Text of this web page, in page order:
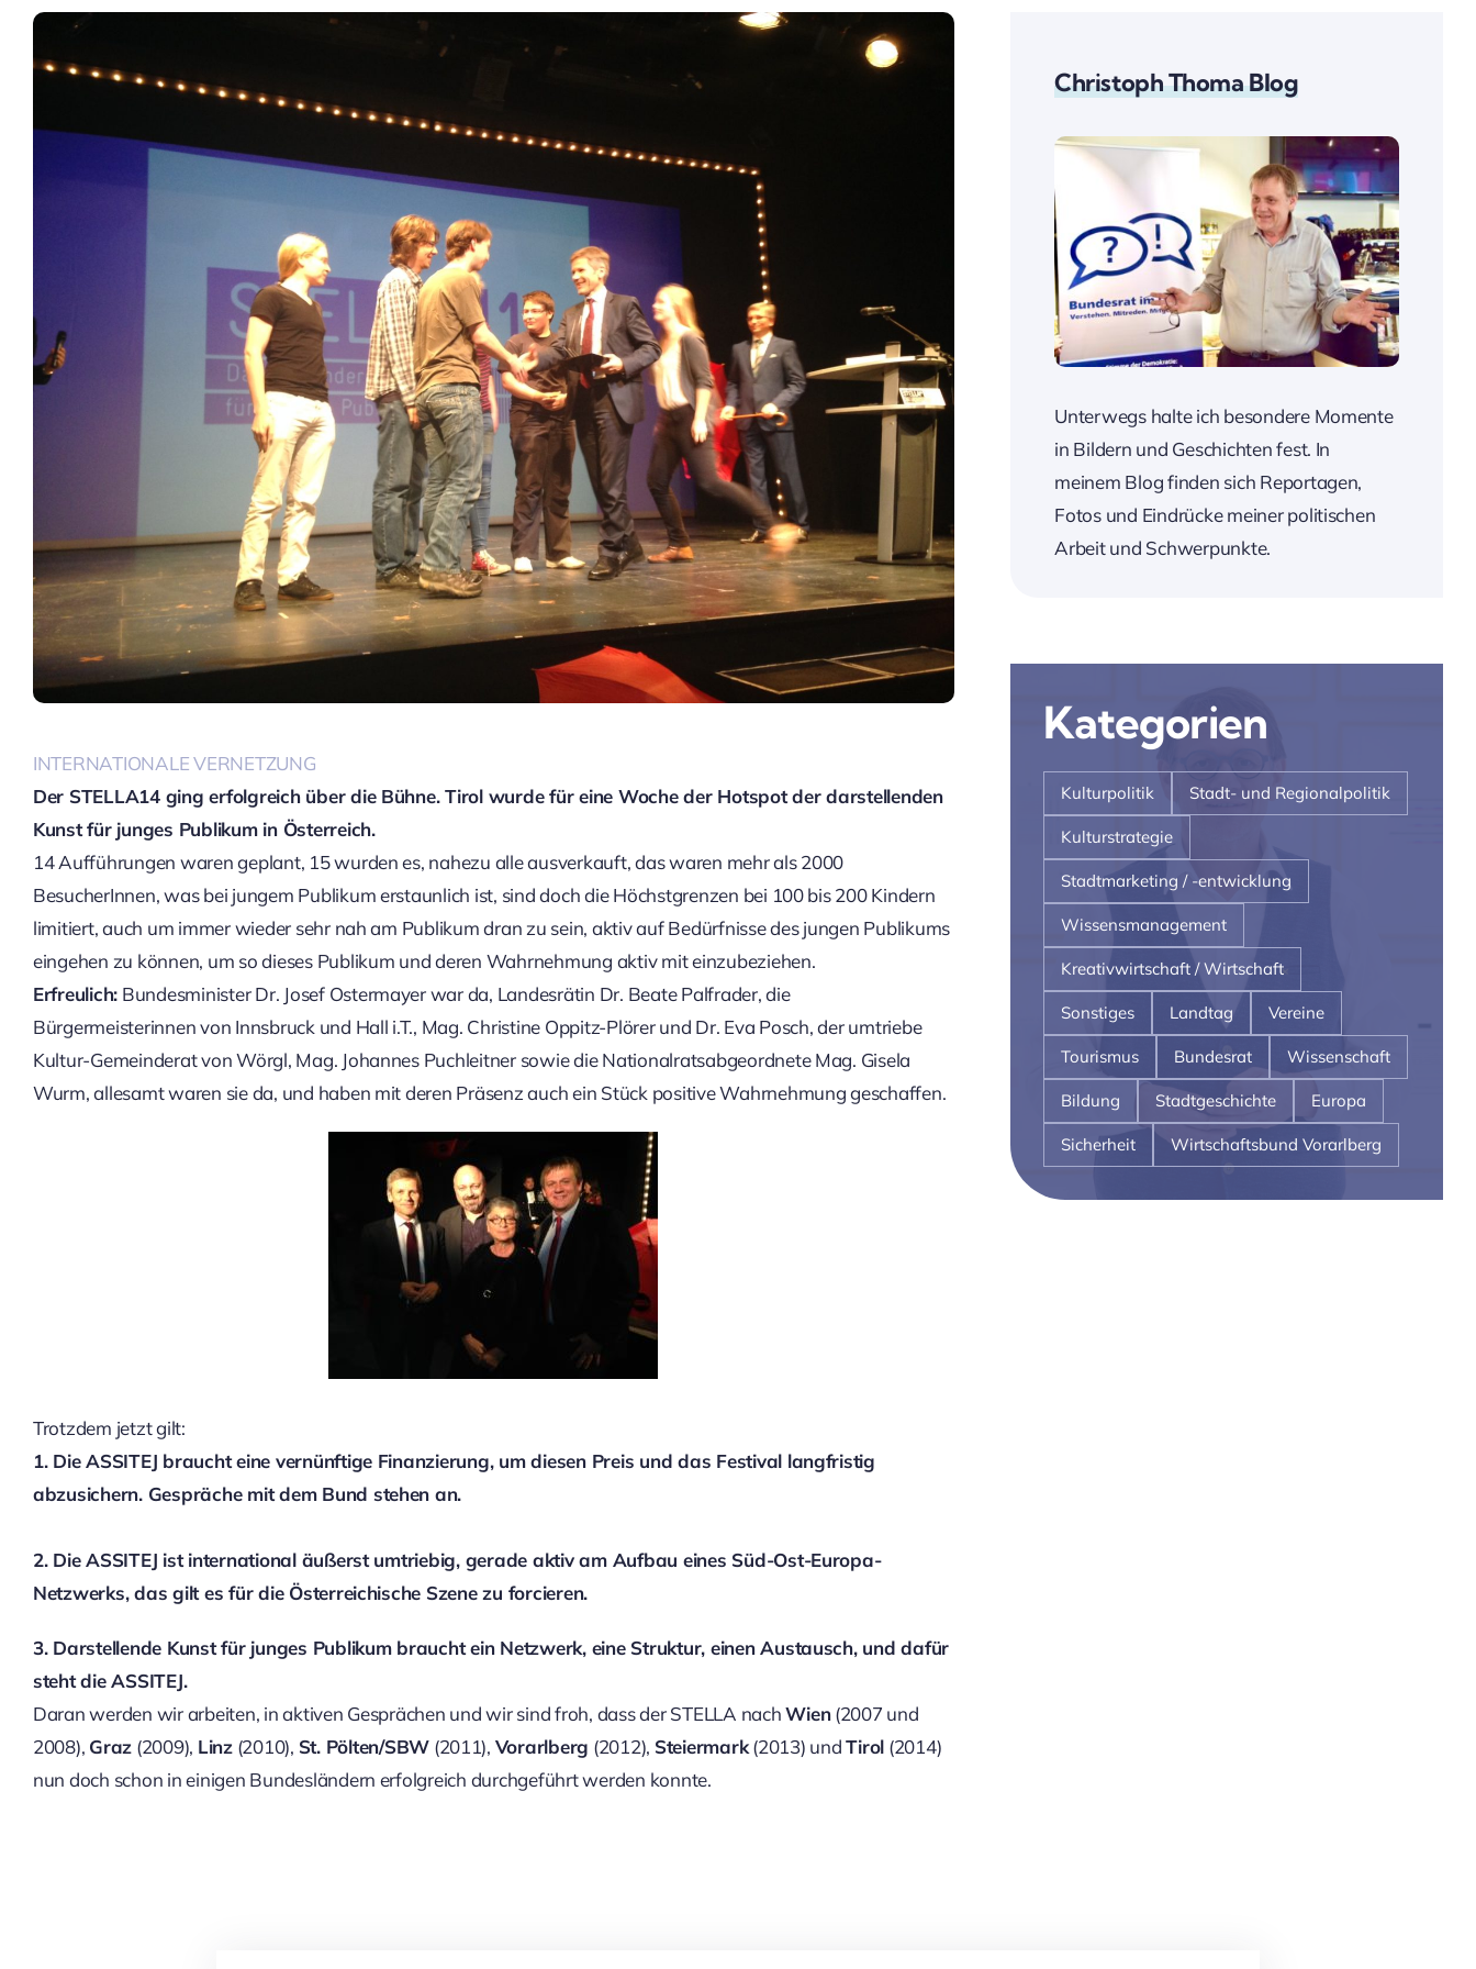
INTERNATIONALE VERNETZUNG
Der STELLA14 ging erfolgreich über die Bühne. Tirol wurde für eine Woche der Hotspot der darstellenden
Kunst für junges Publikum in Österreich.
14 Aufführungen waren geplant, 15 wurden es, nahezu alle ausverkauft, das waren mehr als 2000
BesucherInnen, was bei jungem Publikum erstaunlich ist, sind doch die Höchstgrenzen bei 100 bis 200 Kindern
limitiert, auch um immer wieder sehr nah am Publikum dran zu sein, aktiv auf Bedürfnisse des jungen Publikums
eingehen zu können, um so dieses Publikum und deren Wahrnehmung aktiv mit einzubeziehen.
Erfreulich: Bundesminister Dr. Josef Ostermayer war da, Landesrätin Dr. Beate Palfrader, die
Bürgermeisterinnen von Innsbruck und Hall i.T., Mag. Christine Oppitz-Plörer und Dr. Eva Posch, der umtriebe
Kultur-Gemeinderat von Wörgl, Mag. Johannes Puchleitner sowie die Nationalratsabgeordnete Mag. Gisela
Wurm, allesamt waren sie da, und haben mit deren Präsenz auch ein Stück positive Wahrnehmung geschaffen.
Trotzdem jetzt gilt:
1. Die ASSITEJ braucht eine vernünftige Finanzierung, um diesen Preis und das Festival langfristig
abzusichern. Gespräche mit dem Bund stehen an.
2. Die ASSITEJ ist international äußerst umtriebig, gerade aktiv am Aufbau eines Süd-Ost-Europa-
Netzwerks, das gilt es für die Österreichische Szene zu forcieren.
3. Darstellende Kunst für junges Publikum braucht ein Netzwerk, eine Struktur, einen Austausch, und dafür
steht die ASSITEJ.
Daran werden wir arbeiten, in aktiven Gesprächen und wir sind froh, dass der STELLA nachWien(2007 und
2008), Graz (2009), Linz(2010), St. Pölten/SBW (2011), Vorarlberg (2012), Steiermark(2013) undTirol (2014)
nun doch schon in einigen Bundesländern erfolgreich durchgeführt werden konnte.
Christoph Thoma Blog
Unterwegs halte ich besondere Momente
in Bildern und Geschichten fest. In
meinem Blog finden sich Reportagen,
Fotos und Eindrücke meiner politischen
Arbeit und Schwerpunkte.
Kategorien
Kulturpolitik Stadt- und Regionalpolitik
Kulturstrategie
Stadtmarketing / -entwicklung
Wissensmanagement
Kreativwirtschaft / Wirtschaft
Sonstiges Landtag Vereine
Tourismus Bundesrat Wissenschaft
Bildung Stadtgeschichte Europa
Sicherheit Wirtschaftsbund Vorarlberg